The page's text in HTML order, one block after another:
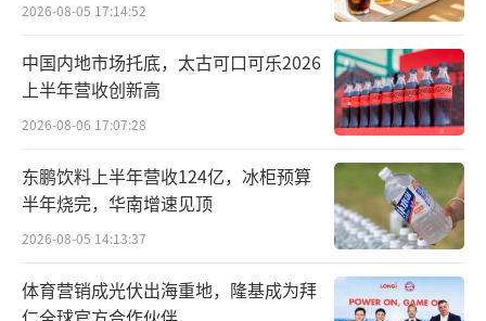
公告里更令人思绪复杂的，是一张不太符
合中国互联网传统的股东名单。
腾讯通过上海启善投资和Parallel Mars两
个主体，合计认购约13.63亿元；阿里云认购约
13.63亿元；百度认购约3.41亿元。三家公司在
云、模型、内容和流量上互为竞争对手，却同
时成为一家视频模型公司的小股东。除此之
外，名单里还有上海国方、CPE源峰、中信系
2026-08-05 17:14:52
中国内地市场托底，太古可口可乐2026
上半年营收创新高
2026-08-06 17:07:28
东鹏饮料上半年营收124亿，冰柜预算
半年烧完，华南增速见顶
2026-08-05 14:13:37
体育营销成光伏出海重地，隆基成为拜